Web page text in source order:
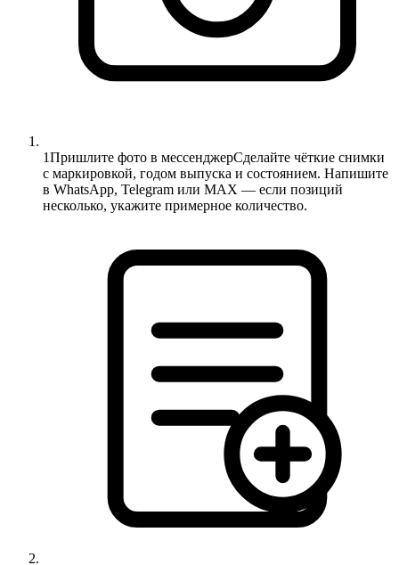
1Пришлите фото в мессенджерСделайте чёткие снимки
с маркировкой, годом выпуска и состоянием. Напишите
в WhatsApp, Telegram или MAX — если позиций
несколько, укажите примерное количество.